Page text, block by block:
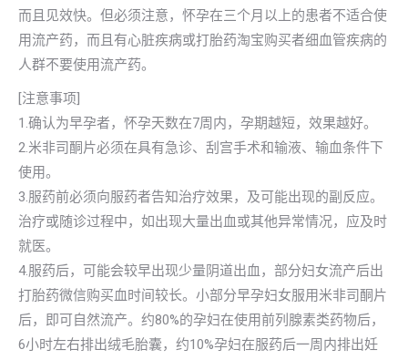
而且见效快。但必须注意，怀孕在三个月以上的患者不适合使
用流产药，而且有心脏疾病或打胎药淘宝购买者细血管疾病的
人群不要使用流产药。
[注意事项]
1.确认为早孕者，怀孕天数在7周内，孕期越短，效果越好。
2.米非司酮片必须在具有急诊、刮宫手术和输液、输血条件下
使用。
3.服药前必须向服药者告知治疗效果，及可能出现的副反应。
治疗或随诊过程中，如出现大量出血或其他异常情况，应及时
就医。
4.服药后，可能会较早出现少量阴道出血，部分妇女流产后出
打胎药微信购买血时间较长。小部分早孕妇女服用米非司酮片
后，即可自然流产。约80%的孕妇在使用前列腺素类药物后，
6小时左右排出绒毛胎囊，约10%孕妇在服药后一周内排出妊